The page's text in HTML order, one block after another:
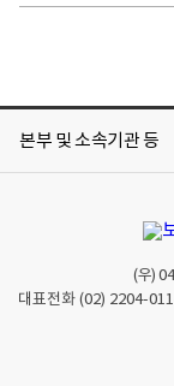
본부 및 소속기관 등
기
(우)
대표전화 (02) 2204-